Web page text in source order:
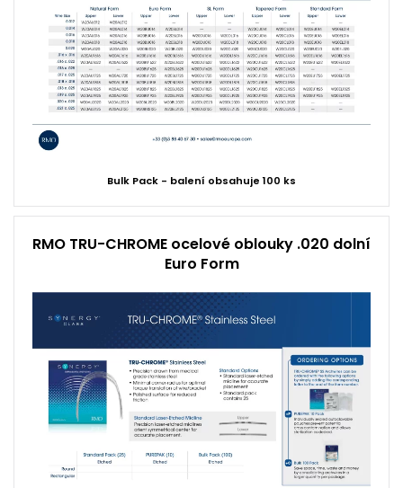
Bulk Pack - balení obsahuje 100 ks
RMO TRU-CHROME ocelové oblouky .020 dolní
Euro Form